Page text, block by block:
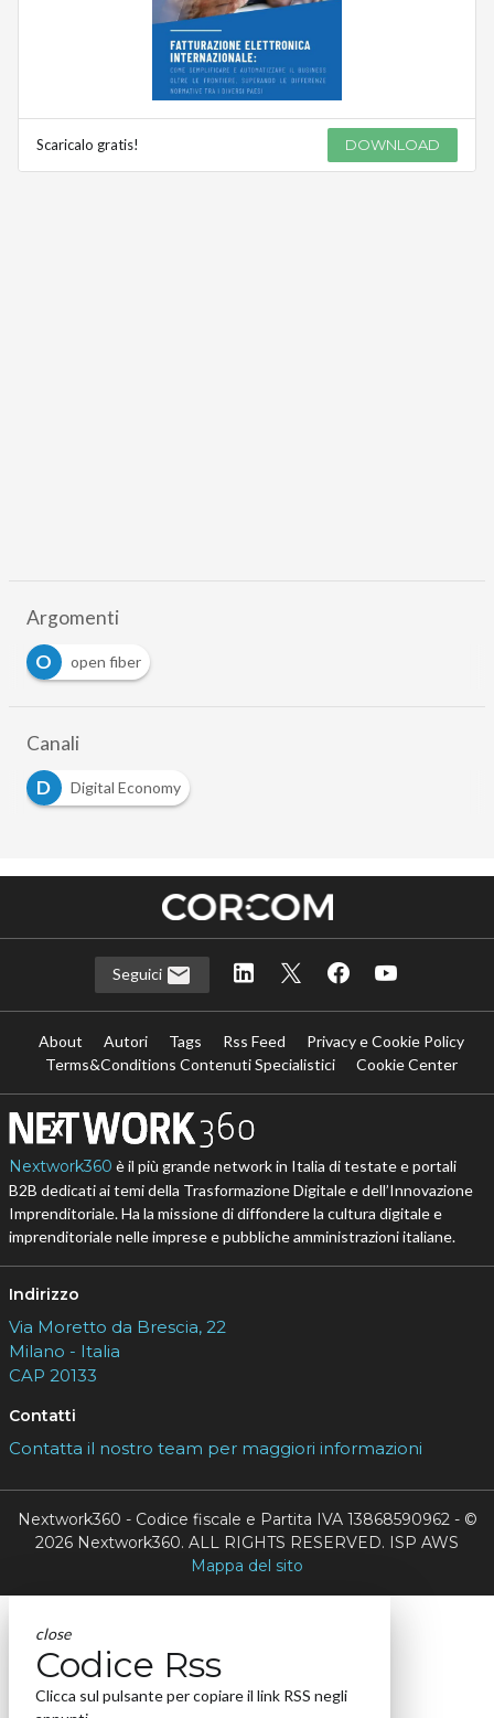
Scaricalo gratis! DOWNLOAD
Argomenti
O
open fiber
Canali
D
Digital Economy
Seguici
About Autori Tags Rss Feed
Privacy e Cookie Policy
Terms&Conditions Contenuti Specialistici
Cookie Center
Nextwork360 è il più grande network in Italia di testate e portali
B2B dedicati ai temi della Trasformazione Digitale e dell’Innovazione
Imprenditoriale. Ha la missione di diffondere la cultura digitale e
imprenditoriale nelle imprese e pubbliche amministrazioni italiane.
Indirizzo
Via Moretto da Brescia, 22
Milano - Italia
CAP 20133
Contatti
Contatta il nostro team per maggiori informazioni
Nextwork360 - Codice fiscale e Partita IVA 13868590962 - ©
2026 Nextwork360. ALL RIGHTS RESERVED. ISP AWS
Mappa del sito
close
Codice Rss
Clicca sul pulsante per copiare il link RSS negli